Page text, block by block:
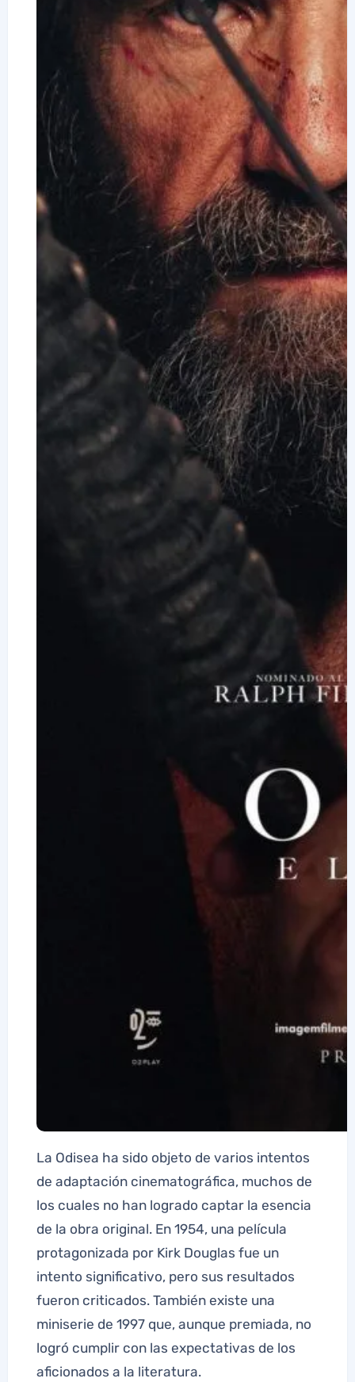
La Odisea ha sido objeto de varios intentos
de adaptación cinematográfica, muchos de
los cuales no han logrado captar la esencia
de la obra original. En 1954, una película
protagonizada por Kirk Douglas fue un
intento significativo, pero sus resultados
fueron criticados. También existe una
miniserie de 1997 que, aunque premiada, no
logró cumplir con las expectativas de los
aficionados a la literatura.